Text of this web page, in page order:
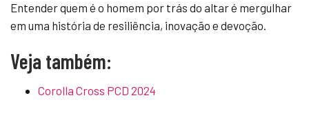
Entender quem é o homem por trás do altar é mergulhar
em uma história de resiliência, inovação e devoção.
Veja também:
Corolla Cross PCD 2024